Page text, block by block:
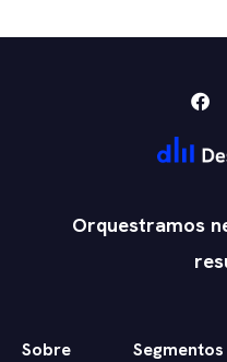
Orquestramos
Sobre
Segmentos